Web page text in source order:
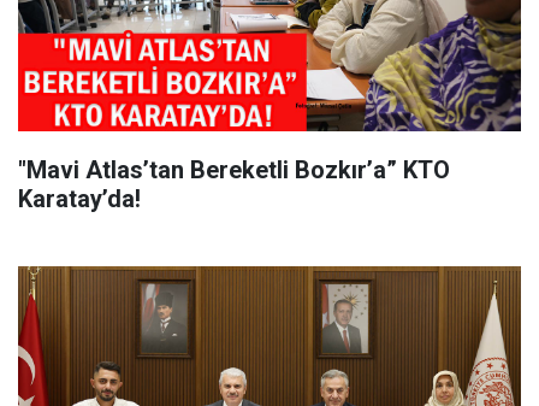
"Mavi Atlas’tan Bereketli Bozkır’a” KTO
Karatay’da!